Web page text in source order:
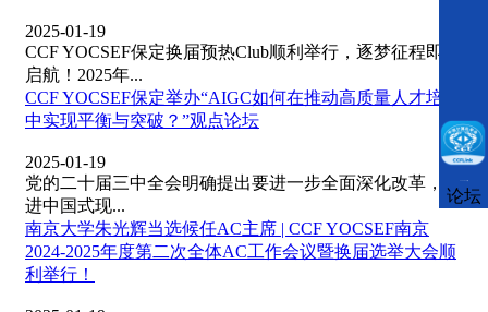
2025-01-19
CCF YOCSEF保定换届预热Club顺利举行，逐梦征程即将
启航！2025年...
CCF YOCSEF保定举办“AIGC如何在推动高质量人才培养
中实现平衡与突破？”观点论坛
2025-01-19
党的二十届三中全会明确提出要进一步全面深化改革，推
进中国式现...
南京大学朱光辉当选候任AC主席 | CCF YOCSEF南京
2024-2025年度第二次全体AC工作会议暨换届选举大会顺
利举行！
论坛